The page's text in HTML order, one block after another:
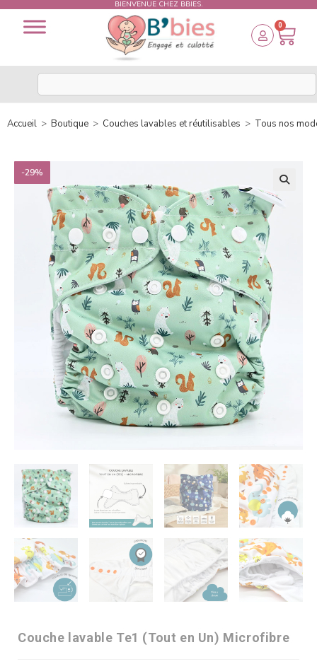
BIENVENUE CHEZ BBIES.
0
Accueil > Boutique > Couches lavables et réutilisables > Tous nos
-29%
Couche lavable Te1 (Tout en Un) Microfibre